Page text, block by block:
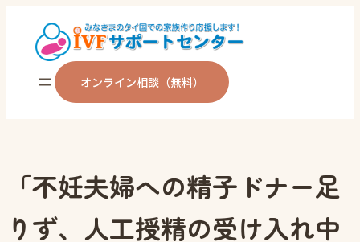
オンライン相談（無料）
「不妊夫婦への精子ドナー足
りず、人工授精の受け入れ中